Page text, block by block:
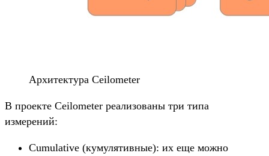
Архитектура Ceilometer
В проекте Ceilometer реализованы три типа
измерений:
Cumulative (кумулятивные): их еще можно